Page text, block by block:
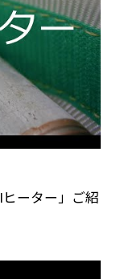
ーター」ご紹